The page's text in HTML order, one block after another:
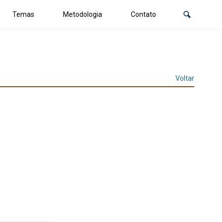
Temas Metodologia Contato
Voltar